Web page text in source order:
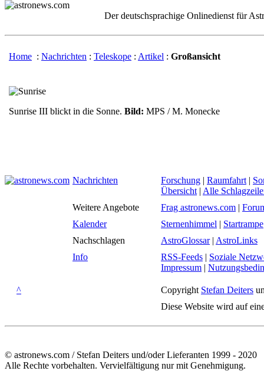
Der deutschsprachige Onlinedienst für
Home : Nachrichten : Teleskope : Artikel : Großansicht
Sunrise III blickt in die Sonne. Bild: MPS / M. Monecke
Nachrichten Forschung | Raumfahrt |
Übersicht | Alle
Weitere Angebote
Frag astronews.com |
Kalender
Sternenhimmel | Startrampe
Nachschlagen
AstroGlossar| AstroLinks
Info
RSS-Feeds | Soziale
Impressum |
^ Copyright Stefan Deiters
Diese Website wird auf
© astronews.com / Stefan Deiters und/oder Lieferanten 1999 - 2020
Alle Rechte vorbehalten. Vervielfältigung nur mit Genehmigung.